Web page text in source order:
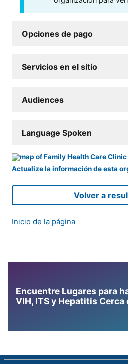
Opciones de pago
Servicios en el sitio
Audiences
Language Spoken
Actualize la información de esta
Volver a
Inicio de la página
Encuentre Lugares para
VIH, ITS y Hepatitis Cerca